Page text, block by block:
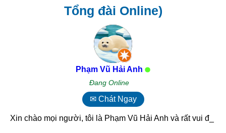
Tổng đài Online)
Phạm Vũ Hải Anh
Đang Online
✉ Chát Ngay
Xin chào mọi người, tôi là Phạm Vũ Hải Anh và rất vui